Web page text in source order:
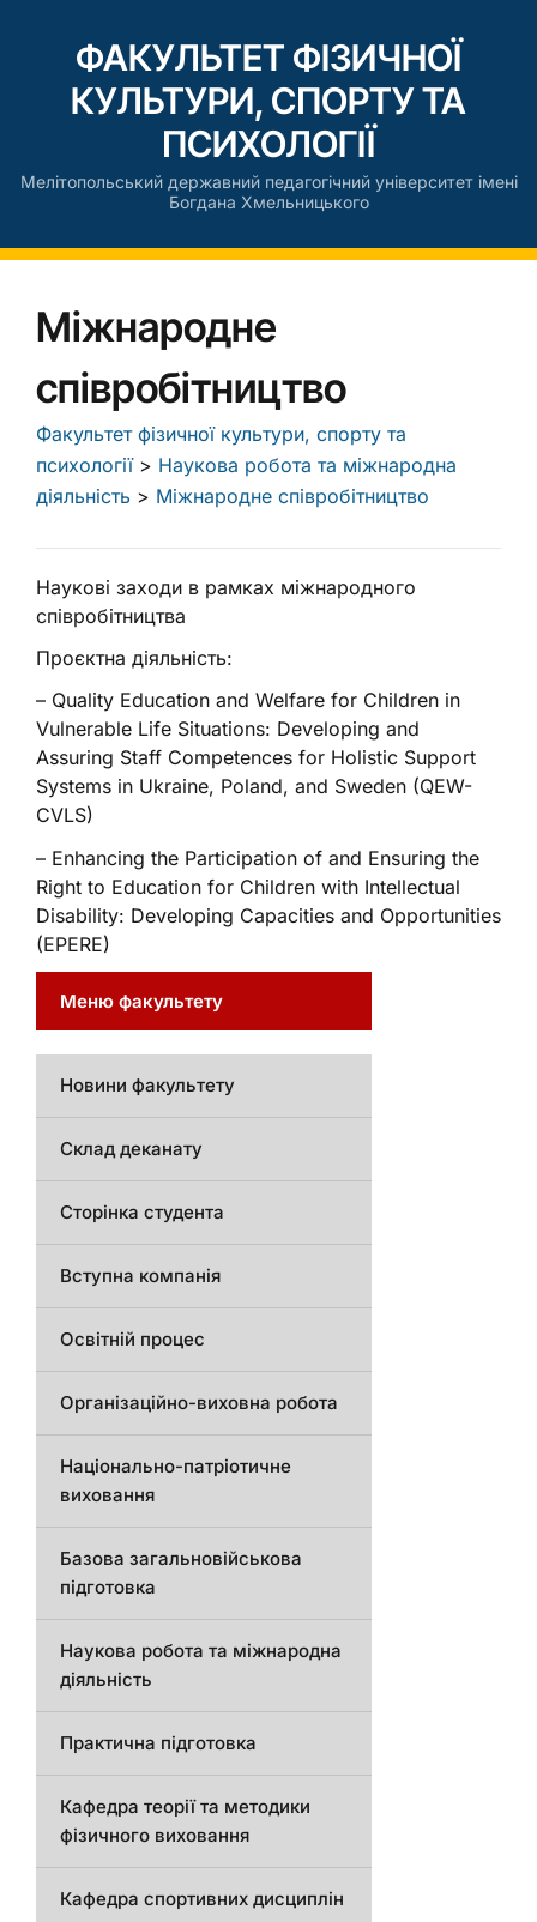
ФАКУЛЬТЕТ ФІЗИЧНОЇ
КУЛЬТУРИ, СПОРТУ ТА
ПСИХОЛОГІЇ
Мелітопольський державний педагогічний університет імені
Богдана Хмельницького
Міжнародне
співробітництво
Факультет фізичної культури, спорту та
психології> Наукова робота та міжнародна
діяльність > Міжнародне співробітництво
Наукові заходи в рамках міжнародного
співробітництва
Проєктна діяльність:
– Quality Education and Welfare for Children in
Vulnerable Life Situations: Developing and
Assuring Staff Competences for Holistic Support
Systems in Ukraine, Poland, and Sweden (QEW-
CVLS)
– Enhancing the Participation of and Ensuring the
Right to Education for Children with Intellectual
Disability: Developing Capacities and Opportunities
(EPERE)
Меню факультету
Новини факультету
Склад деканату
Сторінка студента
Вступна компанія
Освітній процес
Організаційно-виховна робота
Національно-патріотичне
виховання
Базова загальновійськова
підготовка
Наукова робота та міжнародна
діяльність
Практична підготовка
Кафедра теорії та методики
фізичного виховання
Кафедра спортивних дисциплін